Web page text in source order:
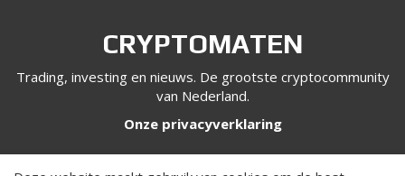
CRYPTOMATEN
Trading, investing en nieuws. De grootste cryptocommunity
van Nederland.
Onze privacyverklaring
VOLG ONS